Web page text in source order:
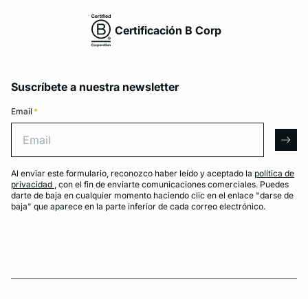
Certificación B Corp
Suscríbete a nuestra newsletter
Email *
Al enviar este formulario, reconozco haber leído y aceptado la política de
privacidad , con el fin de enviarte comunicaciones comerciales. Puedes
darte de baja en cualquier momento haciendo clic en el enlace "darse de
baja" que aparece en la parte inferior de cada correo electrónico.